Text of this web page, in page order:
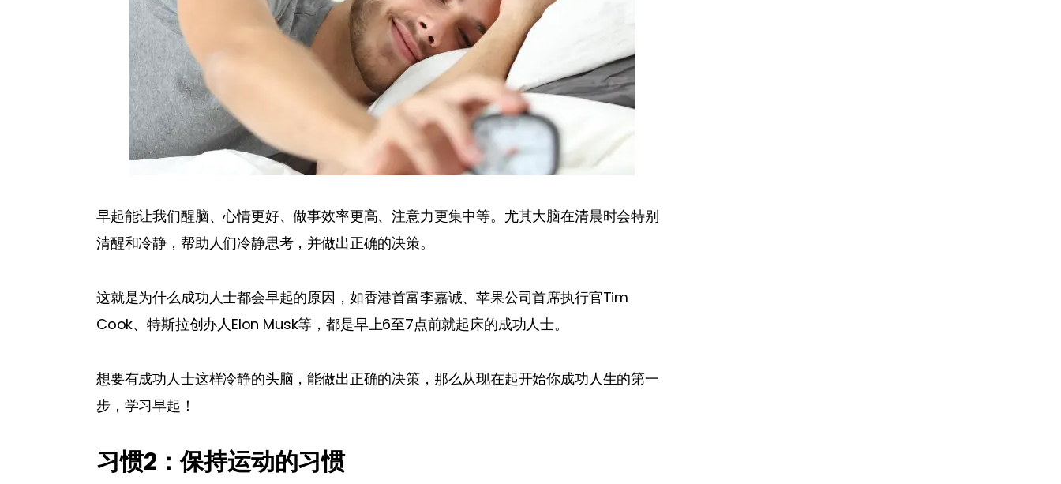
早起能让我们醒脑、心情更好、做事效率更高、注意力更集中等。尤其大脑在清晨时会特别
清醒和冷静，帮助人们冷静思考，并做出正确的决策。
这就是为什么成功人士都会早起的原因，如香港首富李嘉诚、苹果公司首席执行官Tim
Cook、特斯拉创办人Elon Musk等，都是早上6至7点前就起床的成功人士。
想要有成功人士这样冷静的头脑，能做出正确的决策，那么从现在起开始你成功人生的第一
步，学习早起！
习惯2 ：保持运动的习惯